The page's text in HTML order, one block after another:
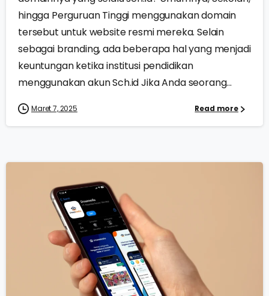
hingga Perguruan Tinggi menggunakan domain
tersebut untuk website resmi mereka. Selain
sebagai branding, ada beberapa hal yang menjadi
keuntungan ketika institusi pendidikan
menggunakan akun Sch.id Jika Anda seorang...
Maret 7, 2025 Read more